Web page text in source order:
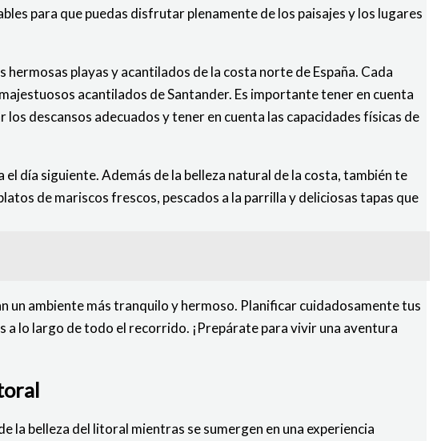
para que puedas disfrutar plenamente de los paisajes y los lugares
hermosas playas y acantilados de la costa norte de España. Cada
acantilados de Santander. Es importante tener en cuenta
descansos adecuados y tener en cuenta las capacidades físicas de
día siguiente. Además de la belleza natural de la costa, también te
de mariscos frescos, pescados a la parrilla y deliciosas tapas que
un ambiente más tranquilo y hermoso. Planificar cuidadosamente tus
lo largo de todo el recorrido. ¡Prepárate para vivir una aventura
la belleza del litoral mientras se sumergen en una experiencia